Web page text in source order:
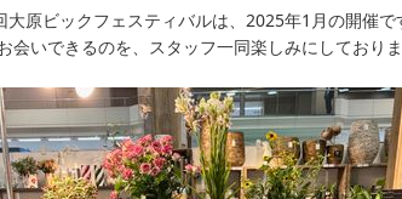
大原ビックフェスティバルは、2025年1月の開催で
会いできるのを、スタッフ一同楽しみにしており